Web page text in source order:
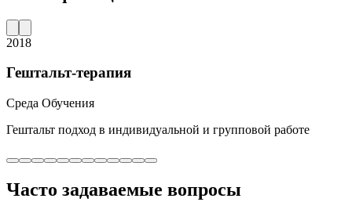
2018
Гештальт-терапия
Среда Обучения
Гештальт подход в индивидуальной и групповой работе
Часто задаваемые вопросы